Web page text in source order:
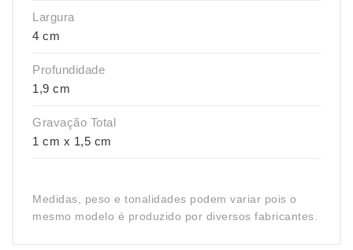
Largura
4 cm
Profundidade
1,9 cm
Gravação Total
1 cm x 1,5 cm
Medidas, peso e tonalidades podem variar pois o
mesmo modelo é produzido por diversos fabricantes.